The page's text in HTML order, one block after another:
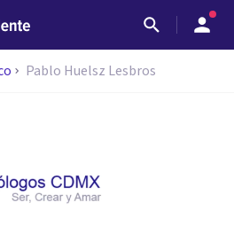
Pablo Huelsz Lesbros